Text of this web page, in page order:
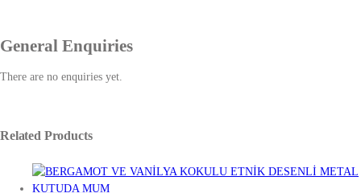
General Enquiries
There are no enquiries yet.
Related Products